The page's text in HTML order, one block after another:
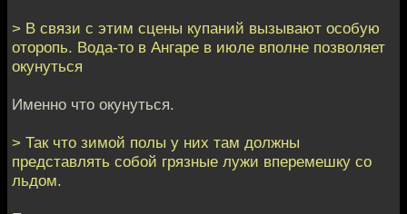
> В связи с этим сцены купаний вызывают особую
оторопь. Вода-то в Ангаре в июле вполне позволяет
окунуться
Именно что окунуться.
> Так что зимой полы у них там должны
представлять собой грязные лужи вперемешку со
льдом.